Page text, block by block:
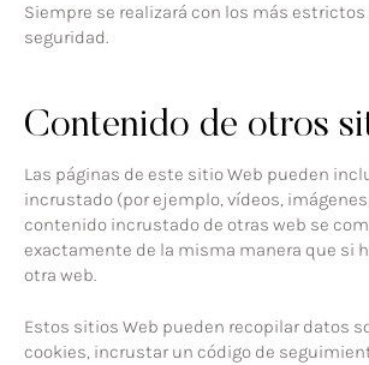
Siempre se realizará con los más
seguridad.
Contenido de otros
Las páginas de este sitio Web pueden
incrustado (por ejemplo, vídeos,
contenido incrustado de otras web se
exactamente de la misma manera que si
otra web.
Estos sitios Web pueden recopilar datos
cookies, incrustar un código de